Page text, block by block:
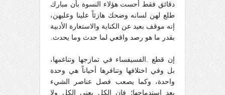
دقائق فقط أحست هؤلاء النسوة بأن مبارك
طلع لهن لسانه وضحك هازئاً علينا وعليهن،
إنه موقف بعيد عن الكناية والاستعارة الأدبية
بقدر ما هو رصد واقعي لما حدث وما يحدث.
إن قطع .الفسيفساء في تمازجها وتناغمها،
بل وفي اختلافها وتنافرها أحياناً هي وحدة
واحدة، وكما يصعب فصل عناصر الشيء
بعد استدماجها؛ فإن الكل يعني الكل ولا